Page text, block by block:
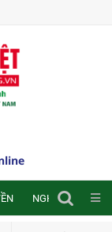
NGHIÊN CỨU